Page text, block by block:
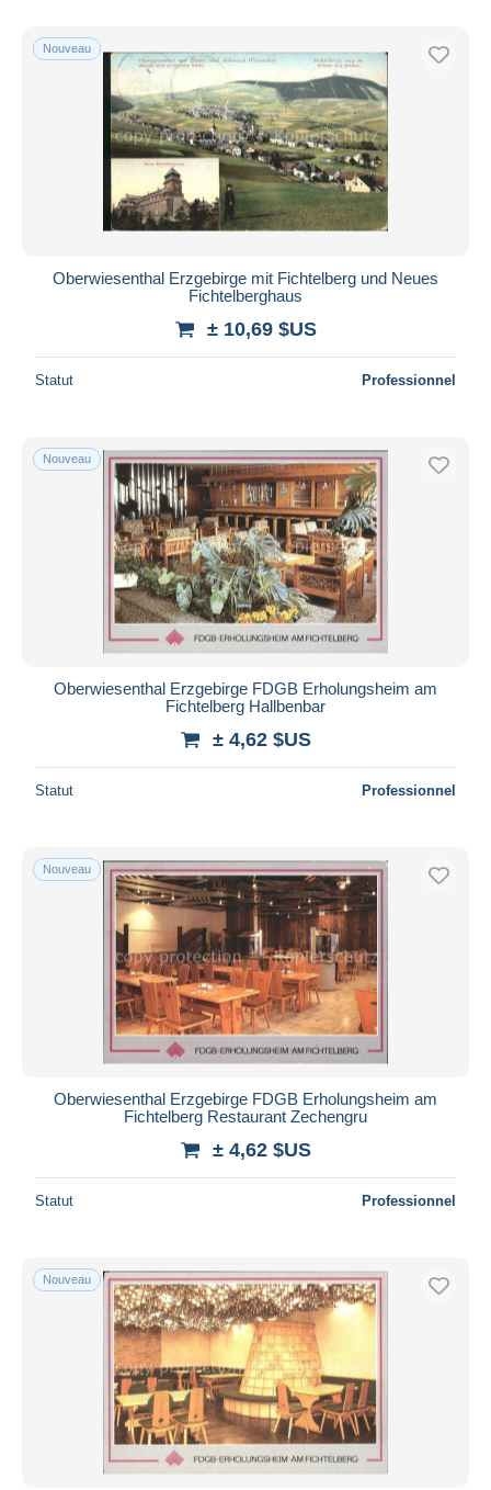
Uniquement en réduction
Livraison gratuite
Méthodes de paiement
PayPal
Virement bancaire
Visa
Mastercard
iDeal
Appliquer
Nouveau
Oberwiesenthal Erzgebirge mit Fichtelberg und Neues
Fichtelberghaus
± 10,69 $US
Statut Professionnel
Nouveau
Oberwiesenthal Erzgebirge FDGB Erholungsheim am
Fichtelberg Hallbenbar
± 4,62 $US
Statut Professionnel
Nouveau
Oberwiesenthal Erzgebirge FDGB Erholungsheim am
Fichtelberg Restaurant Zechengru
± 4,62 $US
Statut Professionnel
Nouveau